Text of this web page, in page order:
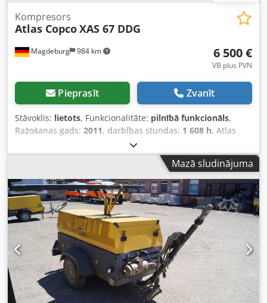
Magdeburg 984 km
Kompresors
Atlas CopcoXAS 67 DDG
6 500 €
VB plus PVN
Pieprasīt Zvanīt
Stāvoklis: lietots, Funkcionalitāte: pilnībā funkcionāls,
Ražošanas gads: 2011, darbības stundas: 1 608 h, Atlas
Copco XAS 67 DDG kompresors, ražošanas gads 2011, 1608
darba stundas, tilpuma plūsma 3,5 m³, ārkārtas jauda 12,5
kVA, pieslēgumi: 1 x 230 V, 2 x 400 V, sērijas numurs
YA3062565B0165591, reģistrācija ir pieejama.
Dcedpszbiivefx Adwok
Mazā sludinājuma